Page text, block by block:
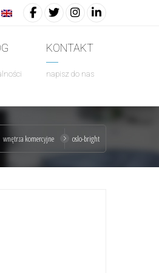
KONTAKT
napisz do nas
wnętrza komercyjne oslo-bright